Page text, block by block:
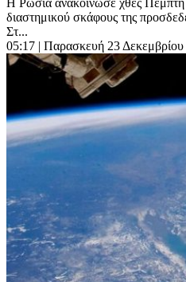
διαστημικού σκάφους της
Στ...
05:17 | Παρασκευή 23 Δεκεμβρίου